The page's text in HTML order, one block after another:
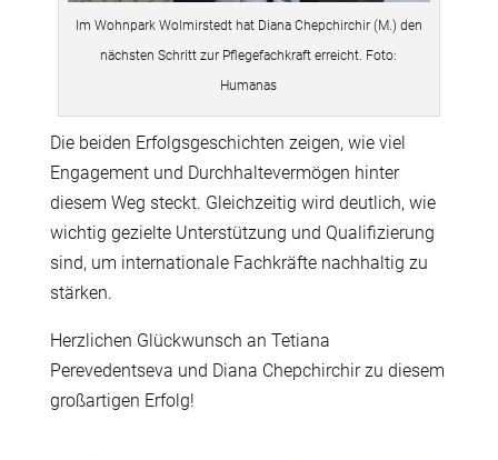
Im Wohnpark Wolmirstedt hat Diana Chepchirchir (M.) den
nächsten Schritt zur Pflegefachkraft erreicht. Foto:
Humanas
Die beiden Erfolgsgeschichten zeigen, wie viel
Engagement und Durchhaltevermögen hinter
diesem Weg steckt. Gleichzeitig wird deutlich, wie
wichtig gezielte Unterstützung und Qualifizierung
sind, um internationale Fachkräfte nachhaltig zu
stärken.
Herzlichen Glückwunsch an Tetiana
Perevedentseva und Diana Chepchirchir zu diesem
großartigen Erfolg!